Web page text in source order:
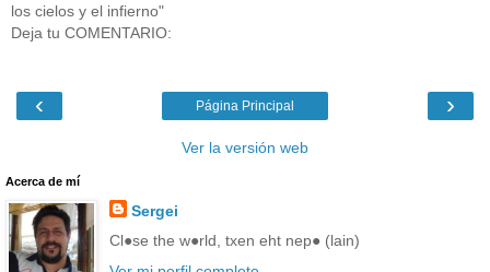
los cielos y el infierno"
Deja tu COMENTARIO:
‹ ›
Página Principal
Ver la versión web
Acerca de mí
Sergei
Cl●se the w●rld, txen eht nep● (lain)